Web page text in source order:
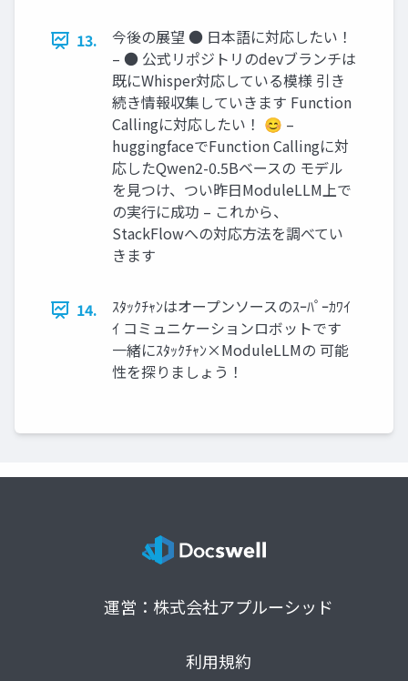
13.
今後の展望 ● 日本語に対応したい！
– ● 公式リポジトリのdevブランチは
既にWhisper対応している模様 引き
続き情報収集していきます Function
Callingに対応したい！ 😊 –
huggingfaceでFunction Callingに対
応したQwen2-0.5Bベースの モデル
を見つけ、つい昨日ModuleLLM上で
の実行に成功 – これから、
StackFlowへの対応方法を調べてい
きます
14.
ｽﾀｯｸﾁｬﾝはオープンソースのｽｰﾊﾟｰｶﾜｲ
ｲ コミュニケーションロボットです
一緒にｽﾀｯｸﾁｬﾝ×ModuleLLMの 可能
性を探りましょう！
運営：株式会社アプルーシッド
利用規約